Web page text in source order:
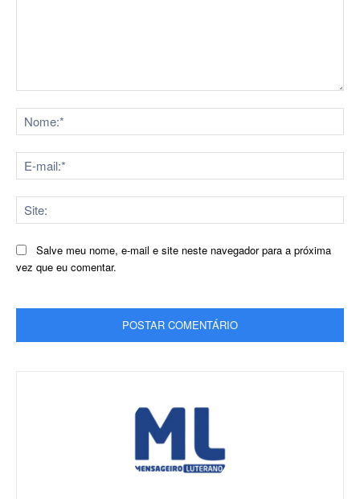
Salve meu nome, e-mail e site neste navegador para a próxima
vez que eu comentar.